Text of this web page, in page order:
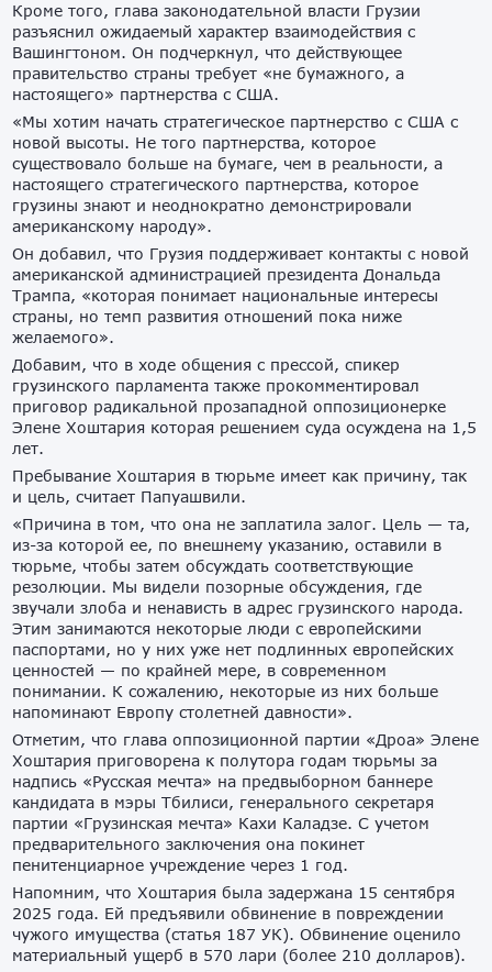
Кроме того, глава законодательной власти Грузии
разъяснил ожидаемый характер взаимодействия с
Вашингтоном. Он подчеркнул, что действующее
правительство страны требует «не бумажного, а
настоящего» партнерства с США.
«Мы хотим начать стратегическое партнерство с США с
новой высоты. Не того партнерства, которое
существовало больше на бумаге, чем в реальности, а
настоящего стратегического партнерства, которое
грузины знают и неоднократно демонстрировали
американскому народу».
Он добавил, что Грузия поддерживает контакты с новой
американской администрацией президента Дональда
Трампа, «которая понимает национальные интересы
страны, но темп развития отношений пока ниже
желаемого».
Добавим, что в ходе общения с прессой, спикер
грузинского парламента также прокомментировал
приговор радикальной прозападной оппозиционерке
Элене Хоштария которая решением суда осуждена на 1,5
лет.
Пребывание Хоштария в тюрьме имеет как причину, так
и цель, считает Папуашвили.
«Причина в том, что она не заплатила залог. Цель — та,
из-за которой ее, по внешнему указанию, оставили в
тюрьме, чтобы затем обсуждать соответствующие
резолюции. Мы видели позорные обсуждения, где
звучали злоба и ненависть в адрес грузинского народа.
Этим занимаются некоторые люди с европейскими
паспортами, но у них уже нет подлинных европейских
ценностей — по крайней мере, в современном
понимании. К сожалению, некоторые из них больше
напоминают Европу столетней давности».
Отметим, что глава оппозиционной партии «Дроа» Элене
Хоштария приговорена к полутора годам тюрьмы за
надпись «Русская мечта» на предвыборном баннере
кандидата в мэры Тбилиси, генерального секретаря
партии «Грузинская мечта» Кахи Каладзе. С учетом
предварительного заключения она покинет
пенитенциарное учреждение через 1 год.
Напомним, что Хоштария была задержана 15 сентября
2025 года. Ей предъявили обвинение в повреждении
чужого имущества (статья 187 УК). Обвинение оценило
материальный ущерб в 570 лари (более 210 долларов).